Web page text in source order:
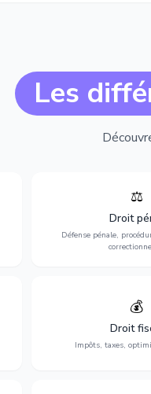
Les
⚖️
Droit
Défense pénale,
Expertise en
l'assistance en
procès, pour toute
ou
💰
Droit
Impôts, taxes,
Optimisation de votre
déclarations,
fiscaux et